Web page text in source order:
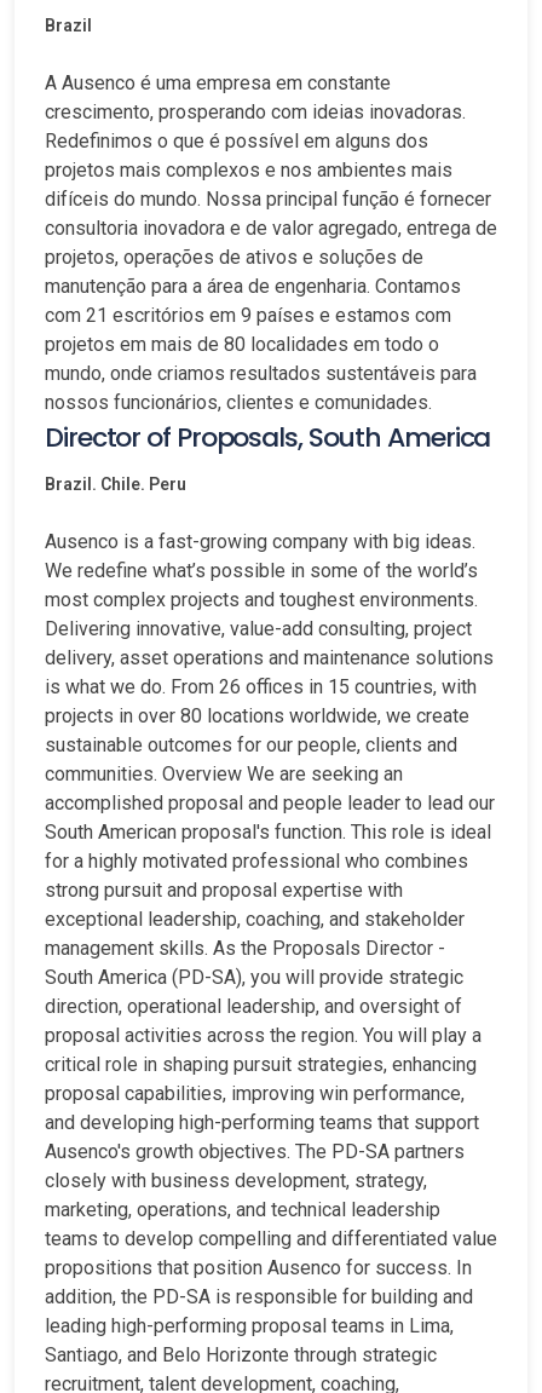
Brazil
A Ausenco é uma empresa em constante
crescimento, prosperando com ideias inovadoras.
Redefinimos o que é possível em alguns dos
projetos mais complexos e nos ambientes mais
difíceis do mundo. Nossa principal função é fornecer
consultoria inovadora e de valor agregado, entrega de
projetos, operações de ativos e soluções de
manutenção para a área de engenharia. Contamos
com 21 escritórios em 9 países e estamos com
projetos em mais de 80 localidades em todo o
mundo, onde criamos resultados sustentáveis para
nossos funcionários, clientes e comunidades.
Director of Proposals, South America
Brazil. Chile. Peru
Ausenco is a fast-growing company with big ideas.
We redefine what’s possible in some of the world’s
most complex projects and toughest environments.
Delivering innovative, value-add consulting, project
delivery, asset operations and maintenance solutions
is what we do. From 26 offices in 15 countries, with
projects in over 80 locations worldwide, we create
sustainable outcomes for our people, clients and
communities. Overview We are seeking an
accomplished proposal and people leader to lead our
South American proposal's function. This role is ideal
for a highly motivated professional who combines
strong pursuit and proposal expertise with
exceptional leadership, coaching, and stakeholder
management skills. As the Proposals Director -
South America (PD-SA), you will provide strategic
direction, operational leadership, and oversight of
proposal activities across the region. You will play a
critical role in shaping pursuit strategies, enhancing
proposal capabilities, improving win performance,
and developing high-performing teams that support
Ausenco's growth objectives. The PD-SA partners
closely with business development, strategy,
marketing, operations, and technical leadership
teams to develop compelling and differentiated value
propositions that position Ausenco for success. In
addition, the PD-SA is responsible for building and
leading high-performing proposal teams in Lima,
Santiago, and Belo Horizonte through strategic
recruitment, talent development, coaching,